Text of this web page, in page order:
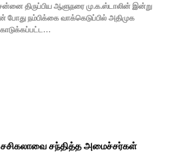
திருப்பிய ஆளுநரை மு.க.ஸ்டாலின் இன்று
போது நம்பிக்கை வாக்கெடுப்பில் அதிமுக
சசிகலாவை சந்தித்த அமைச்சர்கள்